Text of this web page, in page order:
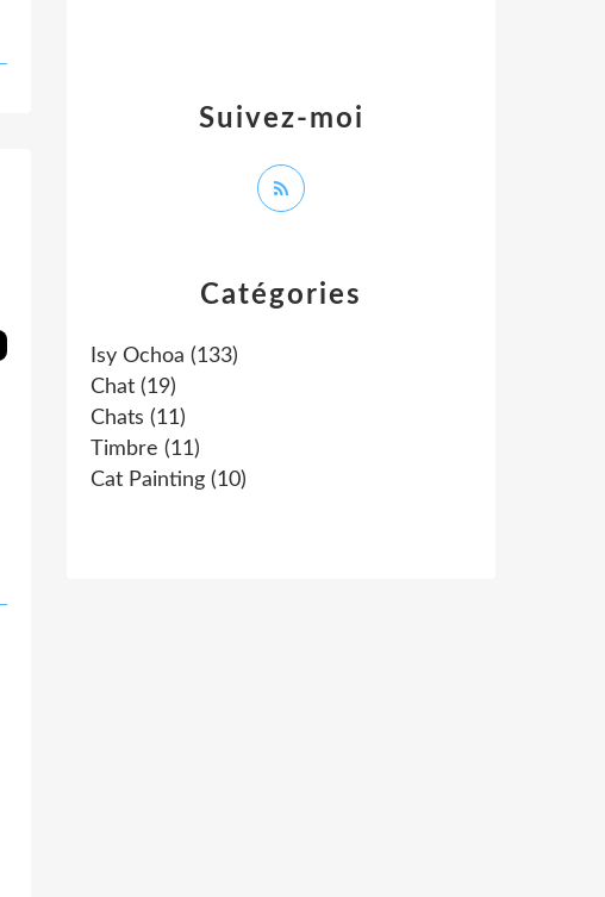
Catégories
Isy Ochoa (133)
Chat (19)
Chats (11)
Timbre (11)
Cat Painting (10)
Suivez-moi